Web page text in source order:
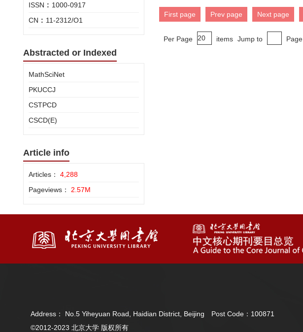
ISSN : 1000-0917
CN : 11-2312/O1
Abstracted or Indexed
MathSciNet
PKUCCJ
CSTPCD
CSCD(E)
Article info
Articles： 4,288
Pageviews： 2.57M
First page Prev page Next page
Per Page items Jump to Page
Address： No.5 Yiheyuan Road, Haidian District, Beijing Post Code：100871
©2012-2023 北京大学 版权所有